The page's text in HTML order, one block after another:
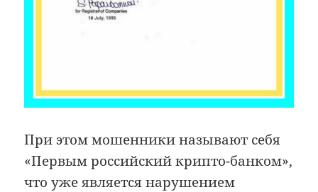
При этом мошенники называют себя
«Первым российский крипто-банком»,
что уже является нарушением